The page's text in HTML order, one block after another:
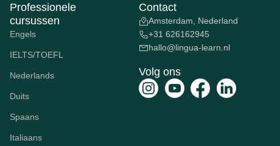
Professionele
cursussen
Engels
IELTS/TOEFL
Nederlands
Duits
Spaans
Italiaans
Contact
Amsterdam, Nederland
+31 626162945
hallo@lingua-learn.nl
Volg ons